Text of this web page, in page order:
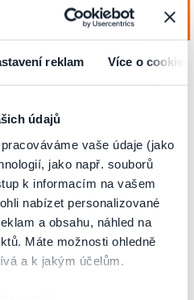
reklam Více o cookies
údajů
vaše údaje (jako
jako např. souborů
k informacím na vašem
nabízet personalizované
a obsahu, náhled na
Máte možnosti ohledně
a k jakým účelům.
POSLEDNÍ BOJ
džungle udivuje svojí šikovností,
zjednodušují život celé vlčí
Jenže lidem plyne čas jinak než
už dávno opustili rodnou
pozoruje hvězdy a sní. Kdesi ve